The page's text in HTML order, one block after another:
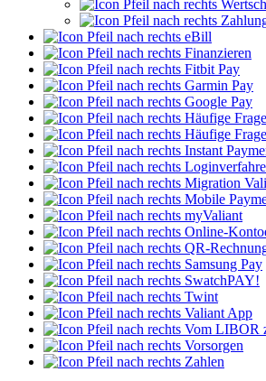
eBill
Finanzieren
Fitbit Pay
Garmin Pay
Google Pay
Häufige
Häufige
Instant
Migration
Mobile
myValiant
Online-
QR-
Samsung Pay
SwatchPAY!
Twint
Valiant App
Vom LIBOR
Vorsorgen
Zahlen